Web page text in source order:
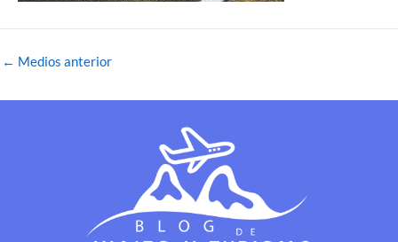
← Medios anterior